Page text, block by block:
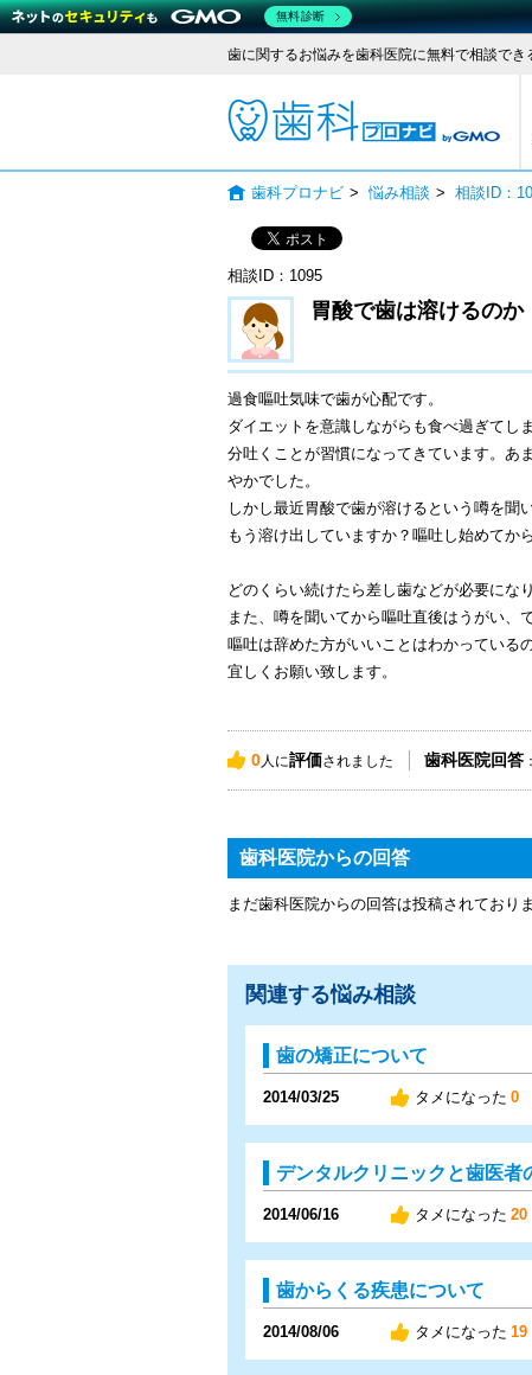
歯に関するお悩みを歯科医院に無料で相談でき
歯
歯科プロナビ > 悩み相談 > 相談ID：
胃酸で歯は溶けるのか
過食嘔吐気味で歯が心配です。
ダイエットを意識しながらも食べ過ぎてし
分吐くことが習慣になってきています。あ
やかでした。
しかし最近胃酸で歯が溶けるという噂を聞
もう溶け出していますか？嘔吐し始めてか
どのくらい続けたら差し歯などが必要にな
また、噂を聞いてから嘔吐直後はうがい、
嘔吐は辞めた方がいいことはわかっている
宜しくお願い致します。
相談ID：1095
0人に評価されました 歯科医院回答：
歯科医院からの回答
まだ歯科医院からの回答は投稿されておりま
関連する悩み相談
歯の矯正について
2014/03/25 タメになった 0
デンタルクリニックと歯医者
2014/06/16 タメになった 20
歯からくる疾患について
2014/08/06 タメになった 19
無料診断